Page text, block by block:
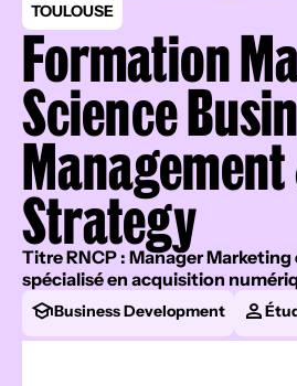
TOULOUSE
Formation
Science
Strategy
Titre RNCP : Manager
spécialisé en acquisition
Business Development